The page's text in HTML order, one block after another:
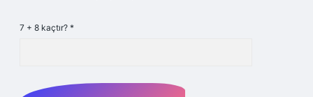
7 + 8 kaçtır? *